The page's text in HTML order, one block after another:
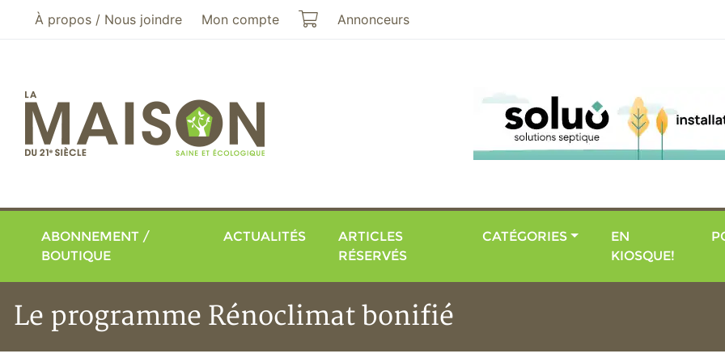
Aller au menu principal
Aller au contenu principal
À propos / Nous joindre Mon compte Mon panier
Annonceurs
ABONNEMENT /
BOUTIQUE
ACTUALITÉS
ARTICLES
RÉSERVÉS
CATÉGORIES
EN
KIOSQUE!
Le programme Rénoclimat bonifié